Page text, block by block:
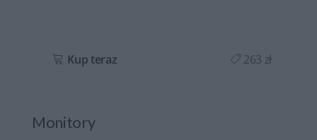
Kup teraz 263 zł
Monitory